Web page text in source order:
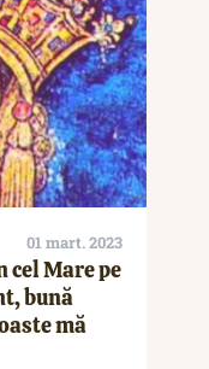
01 mart. 2023
Mare pe
bună
mă